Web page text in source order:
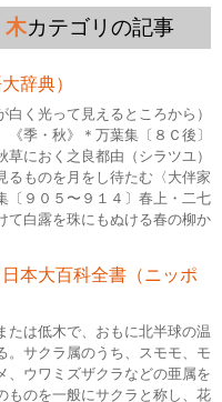
木カテゴリの記事
辞典）
白く光って見えるところから）
《季・秋》＊万葉集〔８Ｃ後〕
草におく之良都由（シラツユ）
るものを月をし待たむ〈大伴家
〔９０５〜９１４〕春上・二七
て白露を珠にもぬける春の柳か
日本大百科全書（ニッポ
たは低木で、おもに北半球の温
。サクラ属のうち、スモモ、モ
、ウワミズザクラなどの亜属を
ものを一般にサクラと称し、花